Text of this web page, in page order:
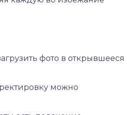
фото в открывшееся
можно